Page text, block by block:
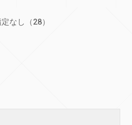
なし（28）